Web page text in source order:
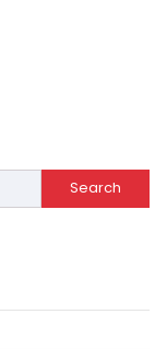
Search